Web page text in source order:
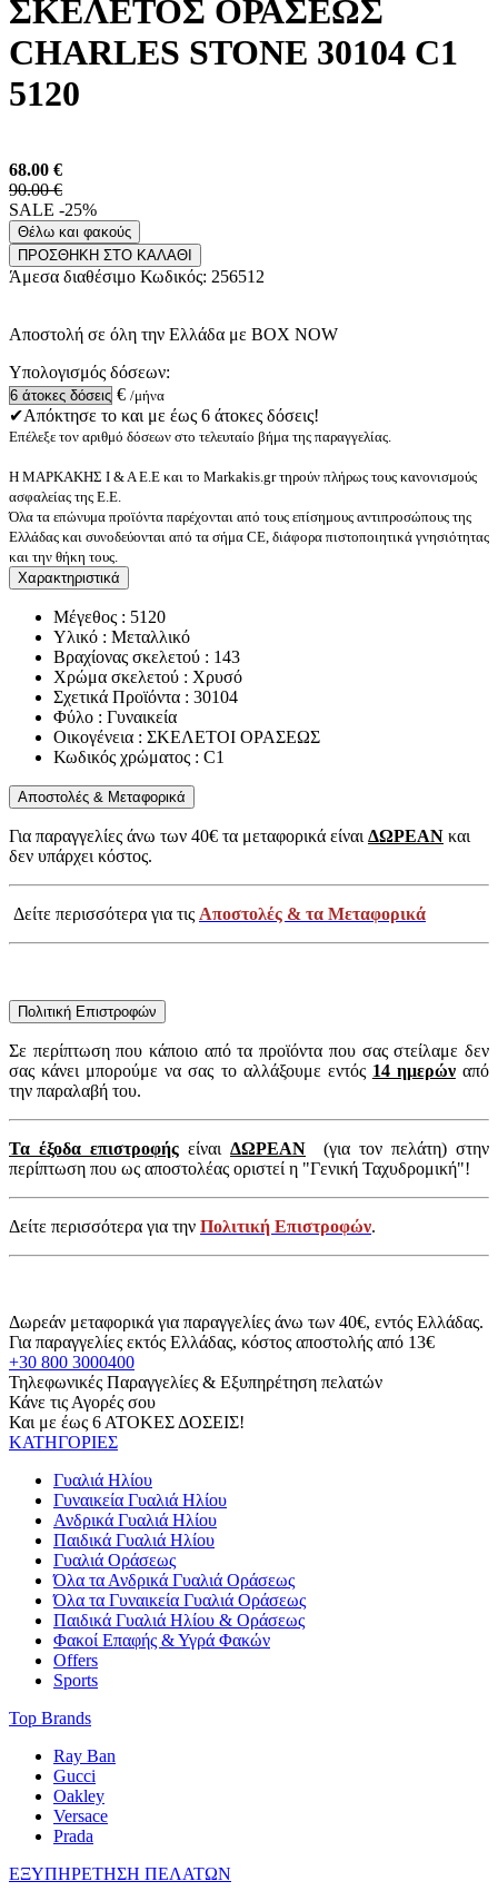
ΣΚΕΛΕΤΟΣ ΟΡΑΣΕΩΣ
CHARLES STONE 30104 C1
5120
68.00 €
90.00 €
SALE -25%
Θέλω και φακούς
ΠΡΟΣΘΗΚΗ ΣΤΟ ΚΑΛΑΘΙ
Άμεσα διαθέσιμο Κωδικός: 256512
Αποστολή σε όλη την Ελλάδα με BOX NOW
Υπολογισμός δόσεων:
€ /μήνα
✔Απόκτησε το και με έως 6 άτοκες δόσεις!
Επέλεξε τον αριθμό δόσεων στο τελευταίο βήμα της παραγγελίας.
Η ΜΑΡΚΑΚΗΣ Ι & Α Ε.Ε και το Markakis.gr τηρούν πλήρως τους κανονισμούς
ασφαλείας της Ε.Ε.
Όλα τα επώνυμα προϊόντα παρέχονται από τους επίσημους αντιπροσώπους της
Ελλάδας και συνοδεύονται από τα σήμα CE, διάφορα πιστοποιητικά γνησιότητας
και την θήκη τους.
Χαρακτηριστικά
Μέγεθος : 5120
Υλικό : Μεταλλικό
Βραχίονας σκελετού : 143
Χρώμα σκελετού : Χρυσό
Σχετικά Προϊόντα : 30104
Φύλο : Γυναικεία
Οικογένεια : ΣΚΕΛΕΤΟΙ ΟΡΑΣΕΩΣ
Κωδικός χρώματος : C1
Αποστολές & Μεταφορικά
Για παραγγελίες άνω των 40€ τα μεταφορικά είναιΔΩΡΕΑΝ και
δεν υπάρχει κόστος.
Δείτε περισσότερα για τις Αποστολές & τα Μεταφορικά
Πολιτική Επιστροφών
Σε περίπτωση που κάποιο από τα προϊόντα που σας στείλαμε δεν
σας κάνει μπορούμε να σας το αλλάξουμε εντός 14 ημερώναπό
την παραλαβή του.
Τα έξοδα επιστροφής είναι ΔΩΡΕΑΝ (για τον πελάτη) στην
περίπτωση που ως αποστολέας οριστεί η "Γενική Ταχυδρομική"!
Δείτε περισσότερα για την Πολιτική Επιστροφών.
Δωρεάν μεταφορικά για παραγγελίες άνω των 40€, εντός Ελλάδας.
Για παραγγελίες εκτός Ελλάδας, κόστος αποστολής από 13€
+30 800 3000400
Τηλεφωνικές Παραγγελίες & Εξυπηρέτηση πελατών
Κάνε τις Αγορές σου
Και με έως 6 ΑΤΟΚΕΣ ΔΟΣΕΙΣ!
ΚΑΤΗΓΟΡΙΕΣ
Γυαλιά Ηλίου
Γυναικεία Γυαλιά Ηλίου
Ανδρικά Γυαλιά Ηλίου
Παιδικά Γυαλιά Ηλίου
Γυαλιά Οράσεως
Όλα τα Ανδρικά Γυαλιά Οράσεως
Όλα τα Γυναικεία Γυαλιά Οράσεως
Παιδικά Γυαλιά Ηλίου & Οράσεως
Φακοί Επαφής & Υγρά Φακών
Offers
Sports
Top Brands
Ray Ban
Gucci
Oakley
Versace
Prada
ΕΞΥΠΗΡΕΤΗΣΗ ΠΕΛΑΤΩΝ